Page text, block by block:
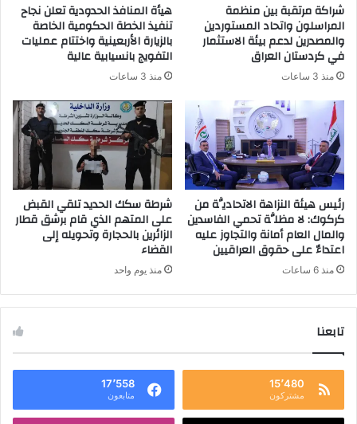
و
ن
ي
شراكة مرتقبة بين منظمة
المراسلون واتحاد المستوردين
والمصدرين لدعم بيئة الاستثمار
في كردستان العراق
منذ 3 ساعات
هيأة المنافذ الحدودية تعلن نجاح
تنفيذ الخطة الحكومية الخاصة
بالزيارة الأربعينية واختتام عمليات
التفويج بانسيابية عالية
منذ 3 ساعات
رئيس هيئة النزاهة الاتحاديَّة من
كركوك: لا مظلَّة تحمي الفاسدين
والمال العام أمانة والتجاوز عليه
اعتداءٌ على حقوق العراقيين
منذ 6 ساعات
شرطة سكك الحديد تلقي القبض
على المتهم الذي قام برشق قطار
الزائرين بالحجارة وتحويله إلى
القضاء
منذ يوم واحد
تابعنا
15٬480
مشتركون
17٬558
متابعون